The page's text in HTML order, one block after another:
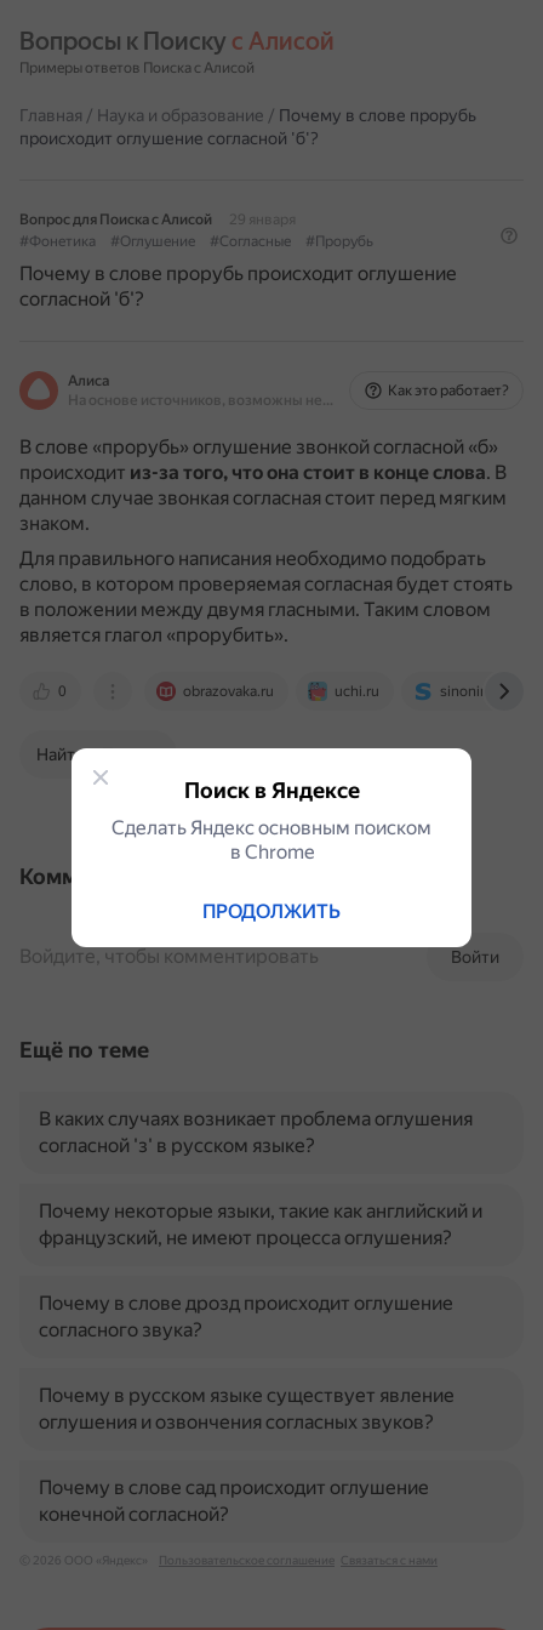
Вопросы к Поиску с Алисой
Примеры ответов Поиска с Алисой
Главная / Наука и образование / Почему в слове прорубь
происходит оглушение согласной 'б'?
Вопрос для Поиска с Алисой
29 января
#Фонетика
#Оглушение #Согласные #Прорубь
Почему в слове прорубь происходит оглушение
согласной 'б'?
Алиса
На основе источников, возможны неточности
Как это работает?
В слове «прорубь» оглушение звонкой согласной «б»
происходит из-за того, что она стоит в конце слова. В
данном случае звонкая согласная стоит перед мягким
знаком.
Для правильного написания необходимо подобрать
слово, в котором проверяемая согласная будет стоять
в положении между двумя гласными. Таким словом
является глагол «прорубить».
0 obrazovaka.ru uchi.ru sinonim.org
Найти в Поиске
Комментарии
Войти
Войдите, чтобы комментировать
Ещё по теме
В каких случаях возникает проблема оглушения
согласной 'з' в русском языке?
Почему некоторые языки, такие как английский и
французский, не имеют процесса оглушения?
Почему в слове дрозд происходит оглушение
согласного звука?
Почему в русском языке существует явление
оглушения и озвончения согласных звуков?
Почему в слове сад происходит оглушение
конечной согласной?
© 2026 ООО «Яндекс» Пользовательское соглашение Связаться с нами
Поиск в Яндексе
Сделать Яндекс основным поиском
в Сhrome
ПРОДОЛЖИТЬ